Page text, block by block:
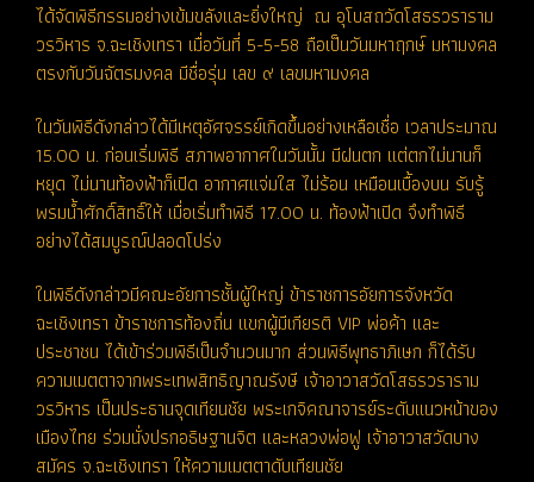
ได้จัดพิธีกรรมอย่างเข้มขลังและยิ่งใหญ่ ณ อุโบสถวัดโสธรวราราม
วรวิหาร จ.ฉะเชิงเทรา เมื่อวันที่ 5-5-58 ถือเป็นวันมหาฤกษ์ มหามงคล
ตรงกับวันฉัตรมงคล มีชื่อรุ่น เลข ๙ เลขมหามงคล
ในวันพิธีดังกล่าวได้มีเหตุอัศจรรย์เกิดขึ้นอย่างเหลือเชื่อ เวลาประมาณ
15.00 น. ก่อนเริ่มพิธี สภาพอากาศในวันนั้น มีฝนตก แต่ตกไม่นานก็
หยุด ไม่นานท้องฟ้าก็เปิด อากาศแจ่มใส ไม่ร้อน เหมือนเบื้องบน รับรู้
พรมน้ำศักดิ์สิทธิ์ให้ เมื่อเริ่มทำพิธี 17.00 น. ท้องฟ้าเปิด จึงทำพิธี
อย่างได้สมบูรณ์ปลอดโปร่ง
ในพิธีดังกล่าวมีคณะอัยการชั้นผู้ใหญ่ ข้าราชการอัยการจังหวัด
ฉะเชิงเทรา ข้าราชการท้องถิ่น แขกผู้มีเกียรติ VIP พ่อค้า และ
ประชาชน ได้เข้าร่วมพิธีเป็นจำนวนมาก ส่วนพิธีพุทธาภิเษก ก็ได้รับ
ความเมตตาจากพระเทพสิทธิญาณรังษี เจ้าอาวาสวัดโสธรวราราม
วรวิหาร เป็นประธานจุดเทียนชัย พระเกจิคณาจารย์ระดับแนวหน้าของ
เมืองไทย ร่วมนั่งปรกอธิษฐานจิต และหลวงพ่อฟู เจ้าอาวาสวัดบาง
สมัคร จ.ฉะเชิงเทรา ให้ความเมตตาดับเทียนชัย